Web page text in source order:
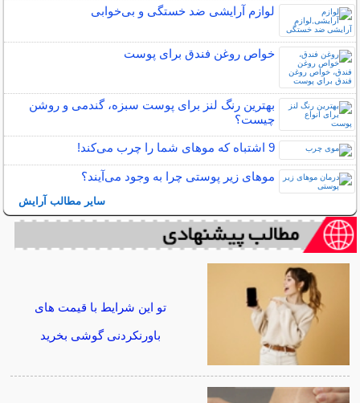
لوازم آرایشی ضد خستگی و بی‌خوابی
خواص روغن فندق برای پوست
بهترین رنگ لنز برای پوست سبزه، گندمی و روشن
چیست؟
9 اشتباه که موهای شما را چرب می‌کند!
مو‌های زیر پوستی چرا به وجود می‌آیند؟
سایر مطالب آرایش
تو این شرایط با قیمت های
باورنکردنی گوشی بخرید